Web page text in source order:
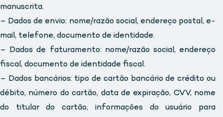
manuscrita.
– Dados de envio: nome/razão social, endereço postal, e-
mail, telefone, documento de identidade.
– Dados de faturamento: nome/razão social, endereço
fiscal, documento de identidade fiscal.
– Dados bancários: tipo de cartão bancário de crédito ou
débito, número do cartão, data de expiração, CVV, nome
do titular do cartão, informações do usuário para